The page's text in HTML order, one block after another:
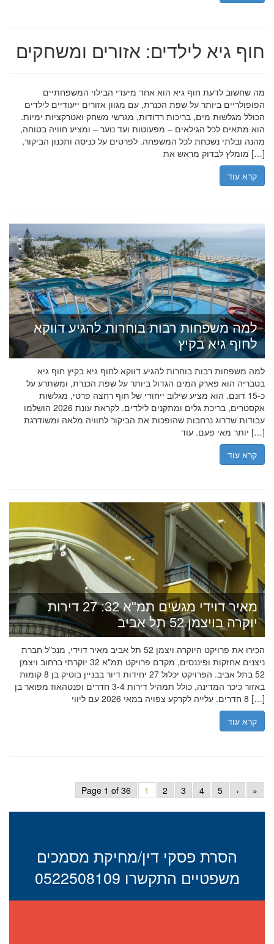
חוף גיא לילדים: אזורים ומשחקים
מה שחשוב לדעת חוף גיא הוא אחד מיעדי הבילוי המשפחתיים
הפופולריים ביותר על שפת הכנרת, עם מגוון אזורים ייעודיים לילדים
הכולל מגלשות מים, בריכות רדודות, מגרשי משחק ואטרקציות ימיות.
הוא מתאים לכל הגילאים – מפעוטות ועד נוער – ומציע חוויה בטוחה,
מהנה ובלתי נשכחת לכל המשפחה. לפרטים על כניסה ותכנון הביקור,
מומלץ לבדוק מראש את […]
קרא עוד
למה משפחות רבות בוחרות להגיע דווקא
לחוף גיא בקיץ
למה משפחות רבות בוחרות להגיע דווקא לחוף גיא בקיץ חוף גיא
בטבריה הוא פארק המים הגדול ביותר על שפת הכנרת, ומשתרע על
כ-15 דונם. הוא מציע שילוב ייחודי של חוף רחצה פרטי, מגלשות
אקסטרים, בריכת גלים ומתקנים לילדים. לקראת עונת 2026 הושלמו
עבודות שדרוג נרחבות שהופכות את הביקור לחוויה מלאה ומשודרגת
יותר מאי פעם. עוד […]
קרא עוד
מאיר דוידי מגשים תמ"א 32: 27 דירות
יוקרה בויצמן 52 תל אביב
הכירו את פרויקט היוקרה ויצמן 52 תל אביב מאיר דוידי, מנכ"ל חברת
ניצנים אחזקות ופיננסים, מקדם פרויקט תמ"א 32 יוקרתי ברחוב ויצמן
52 בתל אביב. הפרויקט יכלול 27 יחידות דיור בבניין בוטיק בן 8 קומות
באזור כיכר המדינה, כולל תמהיל דירות 3-4 חדרים ופנטהאוז מפואר בן
8 חדרים. עלייה לקרקע צפויה במאי 2026 עם ליווי […]
קרא עוד
Page 1 of 36 1 2 3 4 5 › »
הסרת פסקי דין/מחיקת מסמכים
משפטיים התקשרו 0522508109